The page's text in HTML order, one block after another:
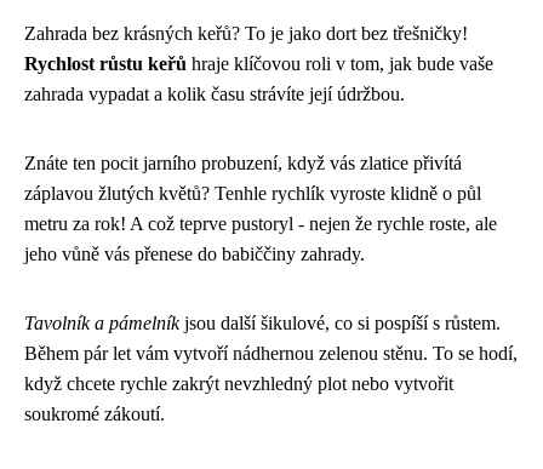
Zahrada bez krásných keřů? To je jako dort bez třešničky!
Rychlost růstu keřů hraje klíčovou roli v tom, jak bude vaše
zahrada vypadat a kolik času strávíte její údržbou.
Znáte ten pocit jarního probuzení, když vás zlatice přivítá
záplavou žlutých květů? Tenhle rychlík vyroste klidně o půl
metru za rok! A což teprve pustoryl - nejen že rychle roste, ale
jeho vůně vás přenese do babiččiny zahrady.
Tavolník a pámelníkjsou další šikulové, co si pospíší s růstem.
Během pár let vám vytvoří nádhernou zelenou stěnu. To se hodí,
když chcete rychle zakrýt nevzhledný plot nebo vytvořit
soukromé zákoutí.